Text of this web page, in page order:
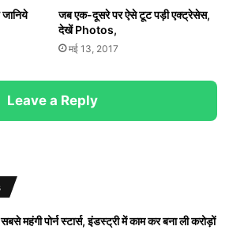
जब एक-दूसरे पर ऐसे टूट पड़ी एक्ट्रेसेस,
देखें Photos,
मई 13, 2017
Leave a Reply
महंगी पोर्न स्टार्स, इंडस्ट्री में काम कर बना ली करोड़ों